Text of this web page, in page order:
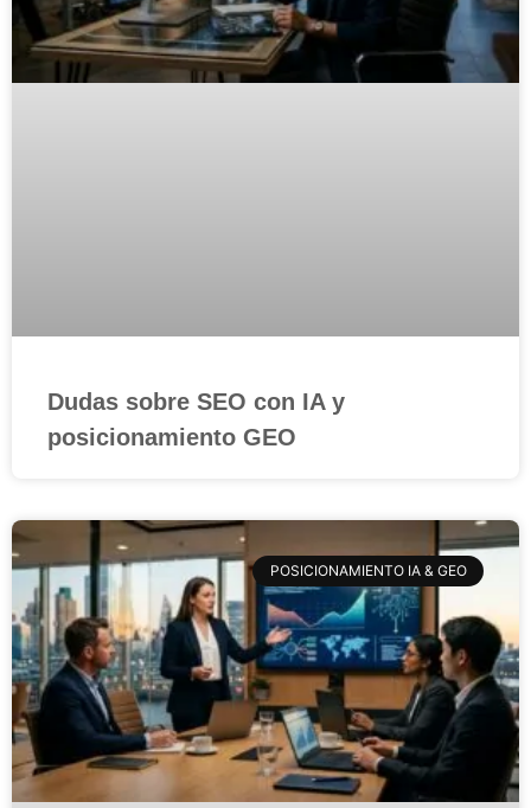
Dudas sobre SEO con IA y
posicionamiento GEO
POSICIONAMIENTO IA & GEO